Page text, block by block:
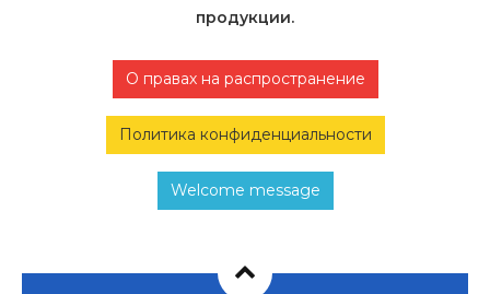
продукции.
О правах на распространение
Политика конфиденциальности
Welcome message